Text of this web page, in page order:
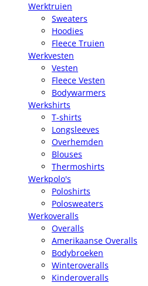
Werktruien
Sweaters
Hoodies
Fleece Truien
Werkvesten
Vesten
Fleece Vesten
Bodywarmers
Werkshirts
T-shirts
Longsleeves
Overhemden
Blouses
Thermoshirts
Werkpolo's
Poloshirts
Polosweaters
Werkoveralls
Overalls
Amerikaanse Overalls
Bodybroeken
Winteroveralls
Kinderoveralls